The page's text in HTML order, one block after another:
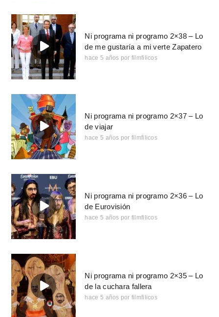
Ni programa ni programo 2×38 – Lo
de me gustaría a mi verte Zapatero
hace 5 años por filmfilicos
Ni programa ni programo 2×37 – Lo
de viajar
hace 5 años por filmfilicos
Ni programa ni programo 2×36 – Lo
de Eurovisión
hace 5 años por filmfilicos
Ni programa ni programo 2×35 – Lo
de la cuchara fallera
hace 5 años por filmfilicos